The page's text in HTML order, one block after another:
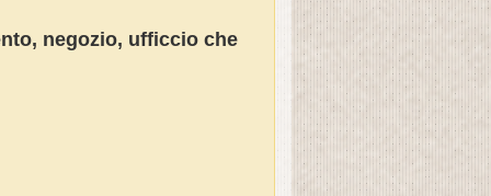
negozio, ufficcio che